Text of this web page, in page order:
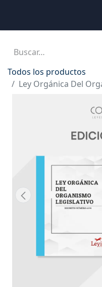
Todos los productos
Ley Orgánica Del